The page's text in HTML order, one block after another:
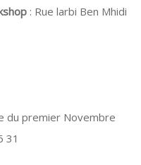
: Rue larbi Ben Mhidi
du premier Novembre
31